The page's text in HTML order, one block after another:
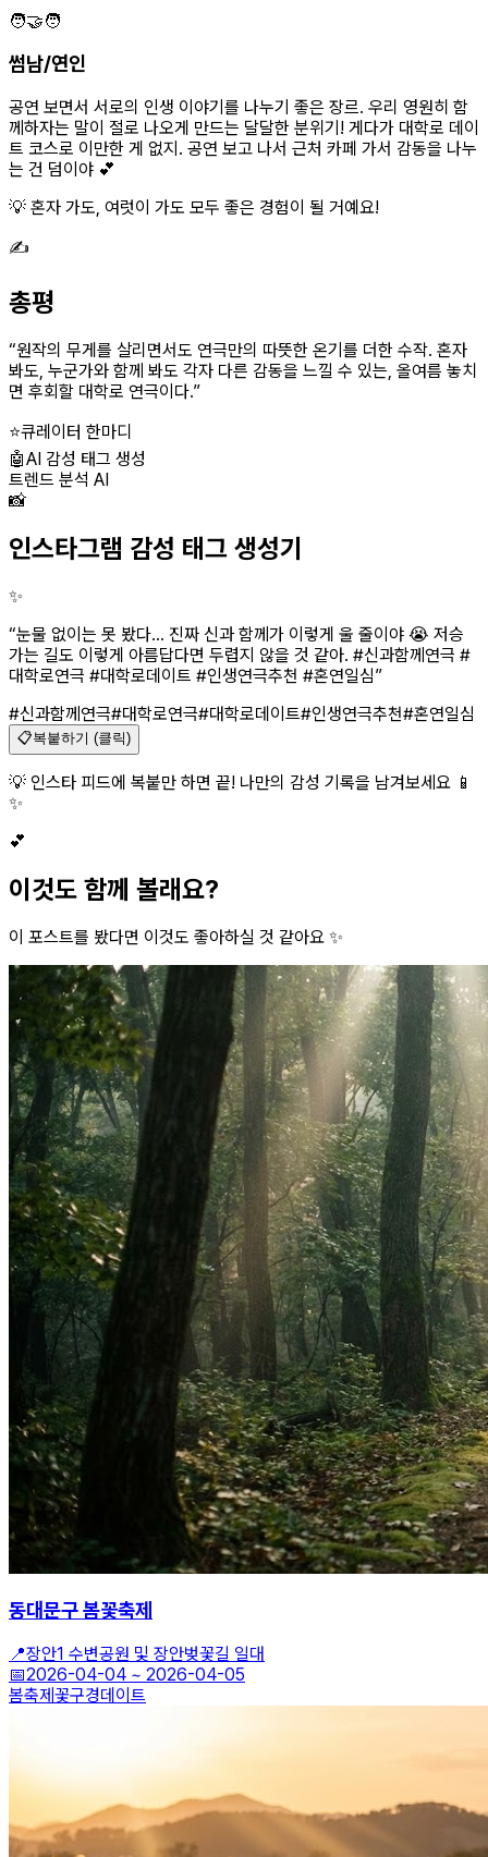
🧑‍🤝‍🧑
썸남/연인
공연 보면서 서로의 인생 이야기를 나누기 좋은 장르. 우리 영원히 함
께하자는 말이 절로 나오게 만드는 달달한 분위기! 게다가 대학로 데이
트 코스로 이만한 게 없지. 공연 보고 나서 근처 카페 가서 감동을 나누
는 건 덤이야 💕
💡 혼자 가도, 여럿이 가도 모두 좋은 경험이 될 거예요!
✍️
총평
“원작의 무게를 살리면서도 연극만의 따뜻한 온기를 더한 수작. 혼자
봐도, 누군가와 함께 봐도 각자 다른 감동을 느낄 수 있는, 올여름 놓치
면 후회할 대학로 연극이다.”
⭐큐레이터 한마디
🤖AI 감성 태그 생성
트렌드 분석 AI
📸
인스타그램 감성 태그 생성기
✨
“눈물 없이는 못 봤다... 진짜 신과 함께가 이렇게 울 줄이야 😭 저승
가는 길도 이렇게 아름답다면 두렵지 않을 것 같아. #신과함께연극 #
대학로연극 #대학로데이트 #인생연극추천 #혼연일심”
#신과함께연극#대학로연극#대학로데이트#인생연극추천#혼연일심
📋복붙하기 (클릭)
💡 인스타 피드에 복붙만 하면 끝! 나만의 감성 기록을 남겨보세요 📱
✨
💕
이것도 함께 볼래요?
이 포스트를 봤다면 이것도 좋아하실 것 같아요 ✨
동대문구 봄꽃축제
📍장안1 수변공원 및 장안벚꽃길 일대
📅2026-04-04 ~ 2026-04-05
봄축제꽃구경데이트